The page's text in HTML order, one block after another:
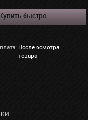
Купить быстро
После осмотра
товара